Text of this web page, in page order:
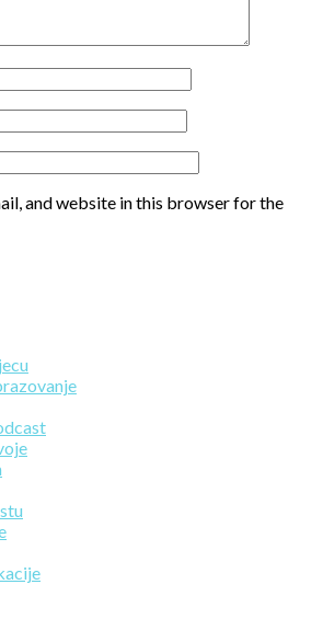
and website in this browser for the